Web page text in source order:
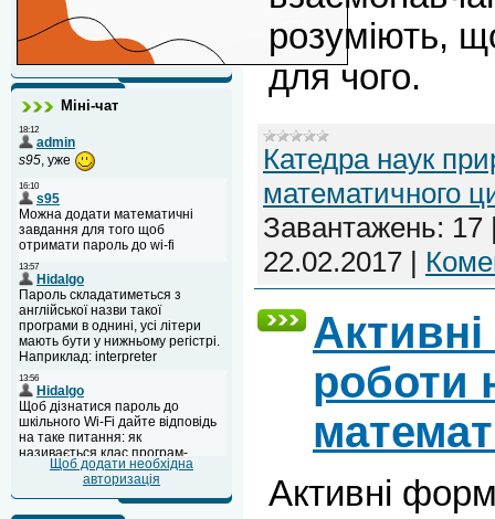
Міні-чат
Щоб додати необхідна
авторизація
розуміють,
для чого.
Катедра наук
математичного
Завантажень: 17
22.02.2017 |
роботи
Активні